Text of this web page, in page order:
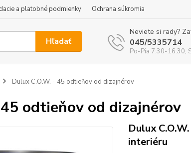
a platobné podmienky Ochrana súkromia
Hľadať
Neviete si rady?
045/5335714
Po-Pia 7:30-16.30,
Dulux C.O.W. - 45 odtieňov od dizajnérov
odtieňov od dizajnérov
Dulux
interiéru